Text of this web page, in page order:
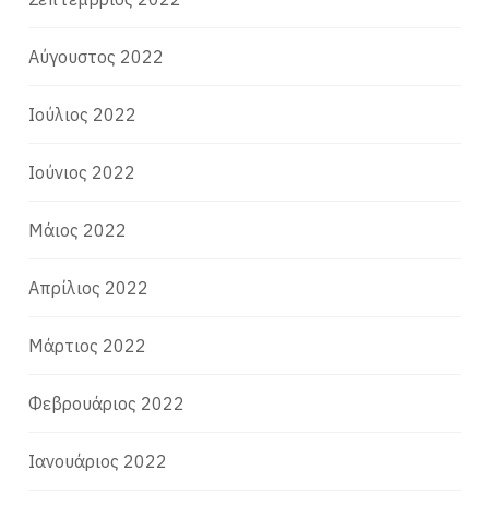
Αύγουστος 2022
Ιούλιος 2022
Ιούνιος 2022
Μάιος 2022
Απρίλιος 2022
Μάρτιος 2022
Φεβρουάριος 2022
Ιανουάριος 2022